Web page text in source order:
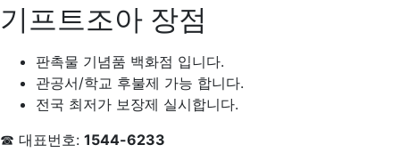
기프트조아 장점
판촉물 기념품 백화점 입니다.
관공서/학교 후불제 가능 합니다.
전국 최저가 보장제 실시합니다.
☎ 대표번호: 1544-6233